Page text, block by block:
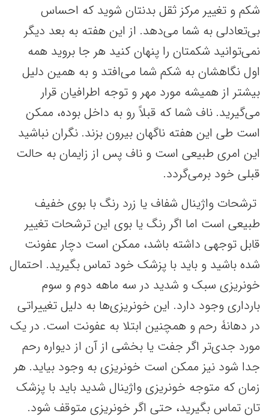
شکم و تغییر مرکز ثقل بدنتان شوید که احساس
بی‌تعادلی به شما می‌دهد. از این هفته به بعد دیگر
نمی‌توانید شکمتان را پنهان کنید هر جا بروید همه
اول نگاهشان به شکم شما می‌افتد و به همین دلیل
بیشتر از همیشه مورد مهر و توجه اطرافیان قرار
می‌گیرید. ناف شما که قبلاً رو به داخل بوده، ممکن
است طی این هفته ناگهان بیرون بزند. نگران نباشید
این امری طبیعی است و ناف پس از زایمان به حالت
قبلی خود برمی‌گردد.
ترشحات واژینال شفاف یا زرد رنگ با بوی خفیف
طبیعی است اما اگر رنگ یا بوی این ترشحات تغییر
قابل توجهی داشته باشد، ممکن است دچار عفونت
شده باشید و باید با پزشک خود تماس بگیرید. احتمال
خونریزی سبک و شدید در سه ‌ماهه دوم و سوم
بارداری وجود دارد. این خونریزی‌ها به دلیل تغییراتی
در دهانۀ رحم و همچنین ابتلا به عفونت است. در یک
مورد جدی‌تر اگر جفت یا بخشی از آن از دیواره رحم
جدا شود نیز ممکن است خونریزی به وجود بیاید. هر
زمان که متوجه خونریزی واژینال شدید باید با پزشک
تان تماس بگیرید، حتی اگر خونریزی متوقف شود.